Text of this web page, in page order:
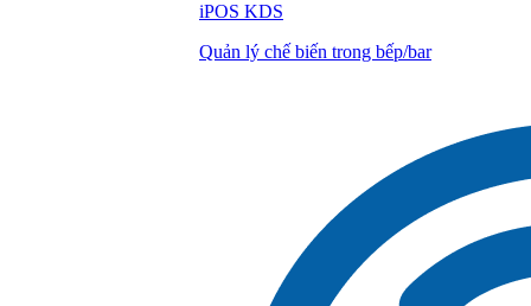
iPOS KDS
Quản lý chế biến trong bếp/bar